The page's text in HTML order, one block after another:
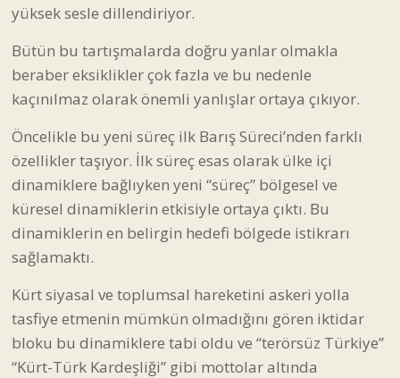
yüksek sesle dillendiriyor.
Bütün bu tartışmalarda doğru yanlar olmakla
beraber eksiklikler çok fazla ve bu nedenle
kaçınılmaz olarak önemli yanlışlar ortaya çıkıyor.
Öncelikle bu yeni süreç ilk Barış Süreci’nden farklı
özellikler taşıyor. İlk süreç esas olarak ülke içi
dinamiklere bağlıyken yeni “süreç” bölgesel ve
küresel dinamiklerin etkisiyle ortaya çıktı. Bu
dinamiklerin en belirgin hedefi bölgede istikrarı
sağlamaktı.
Kürt siyasal ve toplumsal hareketini askeri yolla
tasfiye etmenin mümkün olmadığını gören iktidar
bloku bu dinamiklere tabi oldu ve “terörsüz Türkiye”
“Kürt-Türk Kardeşliği” gibi mottolar altında